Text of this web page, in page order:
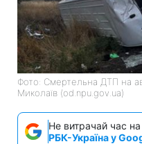
Фото: Смертельна ДТП на
Миколаїв (od.npu.gov.ua)
Не витрачай час
РБК-Україна у